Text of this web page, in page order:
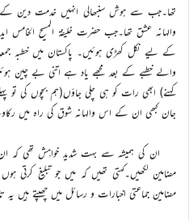
تھا۔جب سے ہوش سنبھالی انہیں خدمت دین
والہانہ عشق تھا۔جب حضرت خلیفۃ المسیح
کے لیے نکل کھڑی ہوئیں۔ پاکستان میں خطبہ
والے خطبے کے بعد مجھے یاد ہے اتنی بے چین
کہنے) ابھی رات کو ہی چلی جاؤں(ہم بچوں کی تو
جان کبھی ان کے اس والہانہ شوق کی راہ میں
ان کی ہمیشہ سے بہت شدید خواہش تھی کہ
مضامین لکھیں۔کہتی تھیں کہ میں جو تبلیغ کرتی
مضامین جماعتی اخبارات و رسائل میں چھپتے ہیں